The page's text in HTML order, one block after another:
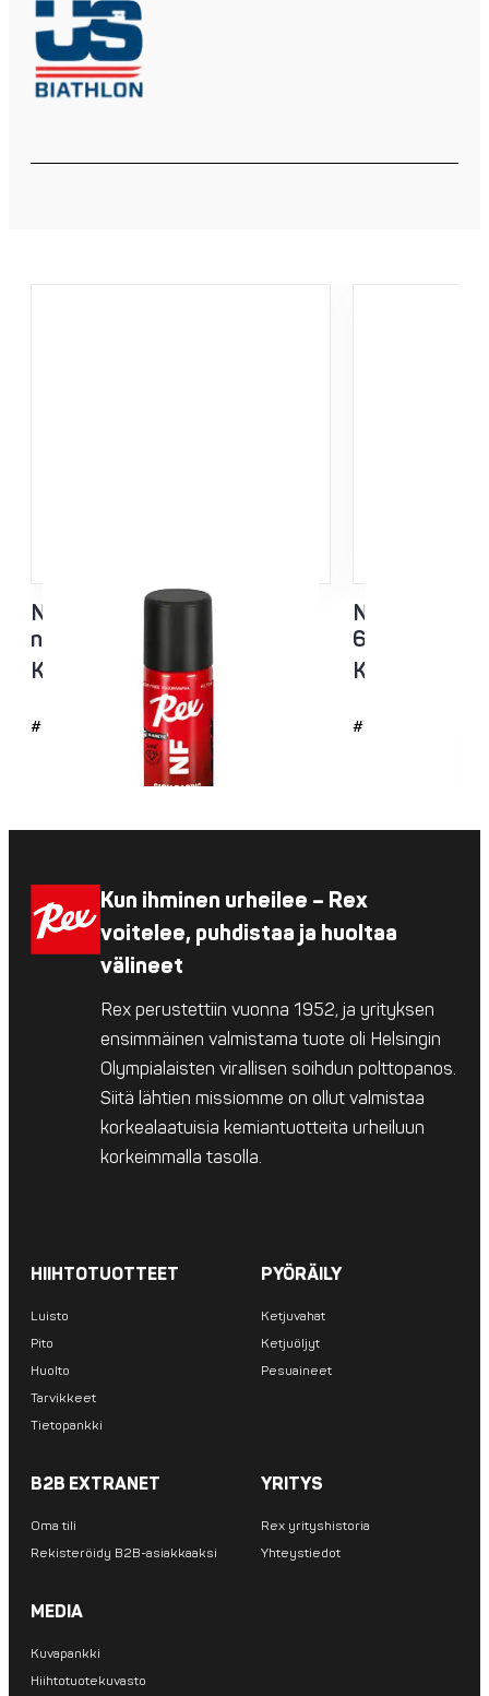
NF Sisu Hard Black
nesteluisto 60ml
Kaikki lämpötila-alueet
#4726
NF Sisu
60ml
Kaikki
#4725
Kun ihminen urheilee – Rex
voitelee, puhdistaa ja huoltaa
välineet
Rex perustettiin vuonna 1952, ja yrityksen
ensimmäinen valmistama tuote oli Helsingin
Olympialaisten virallisen soihdun polttopanos.
Siitä lähtien missiomme on ollut valmistaa
korkealaatuisia kemiantuotteita urheiluun
korkeimmalla tasolla.
HIIHTOTUOTTEET
Luisto
Pito
Huolto
Tarvikkeet
Tietopankki
PYÖRÄILY
Ketjuvahat
Ketjuöljyt
Pesuaineet
B2B EXTRANET
Oma tili
Rekisteröidy B2B-asiakkaaksi
YRITYS
Rex yrityshistoria
Yhteystiedot
MEDIA
Kuvapankki
Hiihtotuotekuvasto